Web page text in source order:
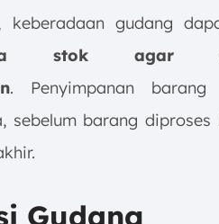
keberadaan gudang
stok agar
. Penyimpanan
sebelum barang
Gudang